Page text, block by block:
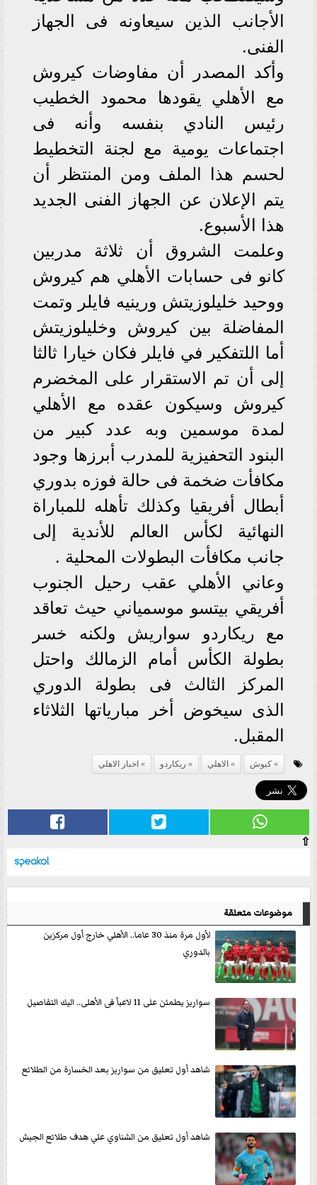
الأجانب الذين سيعاونه فى الجهاز
الفنى.
وأكد المصدر أن مفاوضات كيروش
مع الأهلي يقودها محمود الخطيب
رئيس النادي بنفسه وأنه فى
اجتماعات يومية مع لجنة التخطيط
لحسم هذا الملف ومن المنتظر أن
يتم الإعلان عن الجهاز الفنى الجديد
هذا الأسبوع.
وعلمت الشروق أن ثلاثة مدربين
كانو فى حسابات الأهلي هم كيروش
ووحيد خليلوزيتش ورينيه فايلر وتمت
المفاضلة بين كيروش وخليلوزيتش
أما اللتفكير في فايلر فكان خيارا ثالثا
إلى أن تم الاستقرار على المخضرم
كيروش وسيكون عقده مع الأهلي
لمدة موسمين وبه عدد كبير من
البنود التحفيزية للمدرب أبرزها وجود
مكافأت ضخمة فى حالة فوزه بدوري
أبطال أفريقيا وكذلك تأهله للمباراة
النهائية لكأس العالم للأندية إلى
جانب مكافأت البطولات المحلية .
وعاني الأهلي عقب رحيل الجنوب
أفريقي بيتسو موسمياني حيث تعاقد
مع ريكاردو سواريش ولكنه خسر
بطولة الكأس أمام الزمالك واحتل
المركز الثالث فى بطولة الدوري
الذى سيخوض أخر مبارياتها الثلاثاء
المقبل.
كيوش الاهلي ريكاردو اخبار الاهلي
⇧
موضوعات متعلقة
لأول مرة منذ 30 عاما.. الأهلي خارج أول مركزين
بالدوري
سواريز يطمئن على 11 لاعباً فى الأهلى.. اليك التفاصيل
شاهد أول تعليق من سواريز بعد الخسارة من الطلائع
شاهد أول تعليق من الشناوي علي هدف طلائع الجيش